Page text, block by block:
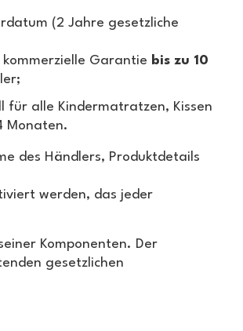
(2 Jahre gesetzliche
Garantie bis zu 10
für alle Kindermatratzen, Kissen
Monaten.
des Händlers, Produktdetails
werden, das jeder
Komponenten. Der
gesetzlichen